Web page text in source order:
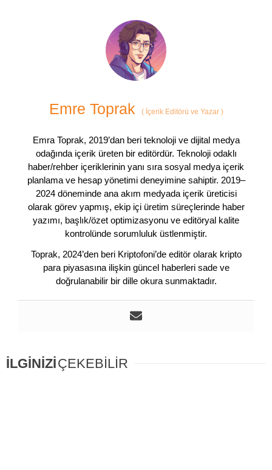
Emre Toprak (İçerik Editörü ve Yazar )
Emra Toprak, 2019’dan beri teknoloji ve dijital medya
odağında içerik üreten bir editördür. Teknoloji odaklı
haber/rehber içeriklerinin yanı sıra sosyal medya içerik
planlama ve hesap yönetimi deneyimine sahiptir. 2019–
2024 döneminde ana akım medyada içerik üreticisi
olarak görev yapmış, ekip içi üretim süreçlerinde haber
yazımı, başlık/özet optimizasyonu ve editöryal kalite
kontrolünde sorumluluk üstlenmiştir.
Toprak, 2024’den beri Kriptofoni’de editör olarak kripto
para piyasasına ilişkin güncel haberleri sade ve
doğrulanabilir bir dille okura sunmaktadır.
İLGİNİZİÇEKEBİLİR